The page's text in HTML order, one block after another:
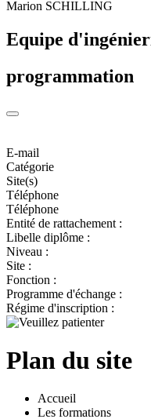
Marion SCHILLING
Equipe
programmation
E-mail
Catégorie
Site(s)
Téléphone
Téléphone
Entité de rattachement :
Libelle diplôme :
Niveau :
Site :
Fonction :
Programme d'échange :
Régime d'inscription :
Plan du site
Accueil
Les formations